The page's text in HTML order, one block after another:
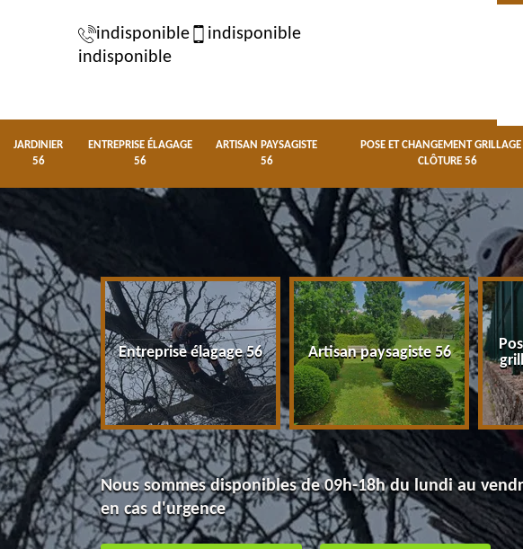
indisponible
indisponible
indisponible
JARDINIER
56
ENTREPRISE ÉLAGAGE
56
ARTISAN PAYSAGISTE
56
POSE ET CHANGEMENT GRILLAGE
CLÔTURE 56
56 Entreprise élagage 56 Artisan paysagiste 56
Nous sommes disponibles de 09h-18h du lundi au
en cas d'urgence